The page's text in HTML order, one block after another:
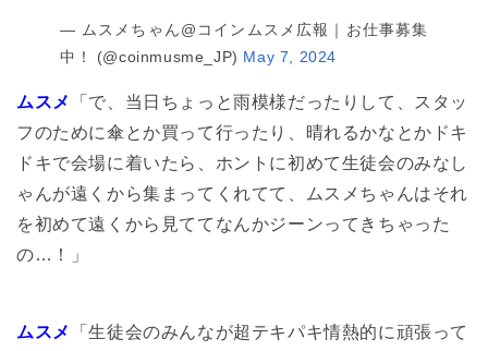
— ムスメちゃん@コインムスメ広報｜お仕事募集
中！ (@coinmusme_JP) May 7, 2024
ムスメ
「で、当日ちょっと雨模様だったりして、スタッ
フのために傘とか買って行ったり、晴れるかなとかドキ
ドキで会場に着いたら、ホントに初めて生徒会のみなし
ゃんが遠くから集まってくれてて、ムスメちゃんはそれ
を初めて遠くから見ててなんかジーンってきちゃった
の…！」
ムスメ
「生徒会のみんなが超テキパキ情熱的に頑張って